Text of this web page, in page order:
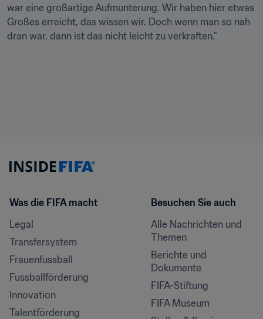
war eine großartige Aufmunterung. Wir haben hier etwas
Großes erreicht, das wissen wir. Doch wenn man so nah
dran war, dann ist das nicht leicht zu verkraften."
Was die FIFA macht
Legal
Transfersystem
Frauenfussball
Fussballförderung
Innovation
Talentförderung
Besuchen Sie auch
Alle Nachrichten und
Themen
Berichte und
Dokumente
FIFA-Stiftung
FIFA Museum